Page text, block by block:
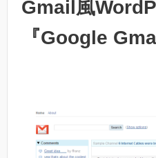
Gmail風
『Google